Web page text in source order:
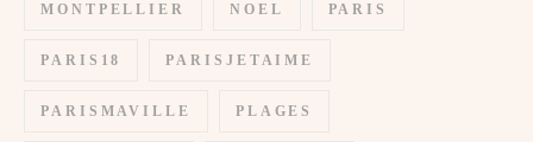
MONTPELLIER NOEL PARIS
PARIS18 PARISJETAIME
PARISMAVILLE PLAGES